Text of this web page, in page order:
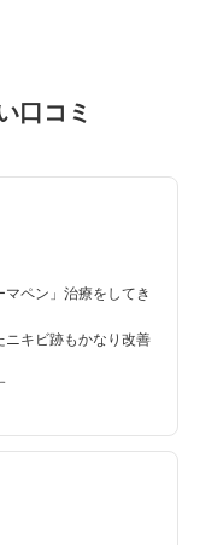
口コミ
ペン」治療をしてき
ニキビ跡もかなり改善